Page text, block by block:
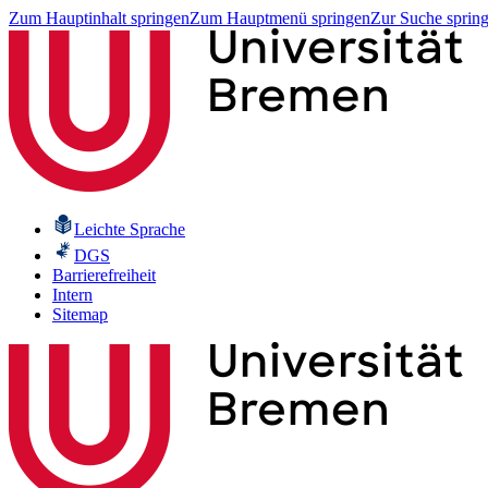
Zum Hauptinhalt springenZum Hauptmenü springenZur Suche
Leichte Sprache
DGS
Barrierefreiheit
Intern
Sitemap